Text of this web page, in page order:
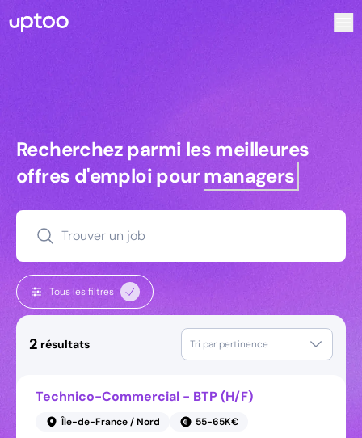
Recherchez parmi les meilleures
Recherchez parmi les meilleures
offres d'emploi pourmanagers
Trouver un job
Tous les filtres
2 résultats Tri par pertinence
Technico-Commercial - BTP (H/F)
Île-de-France / Nord
55-65K€